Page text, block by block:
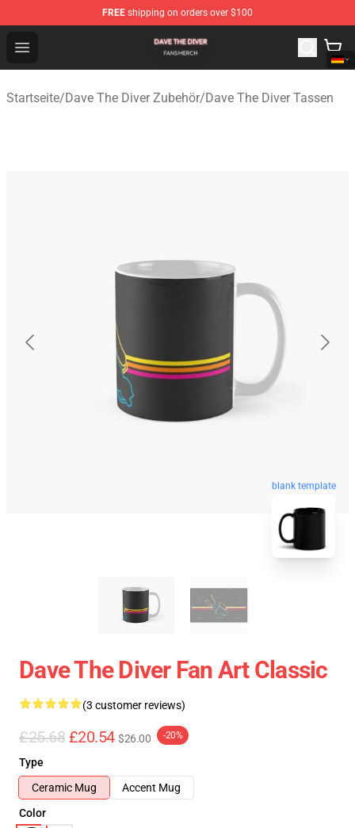
FREE shipping on orders over $100
Open menu
Dave The Diver Shop - Official Dave The Diver
Startseite/Dave The Diver Zubehör/Dave The Diver Tassen
blank template
Dave The Diver Fan Art Classic
(3 customer reviews)
£25.68 £20.54 $26.00 -20%
Type
Ceramic Mug
Accent Mug
Color